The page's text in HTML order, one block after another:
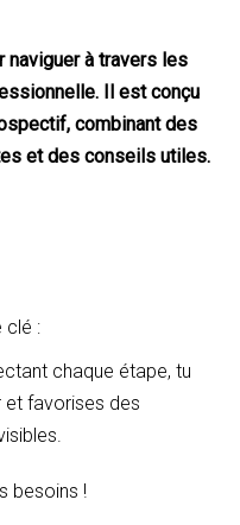
naviguer à travers les
Il est conçu
combinant des
et des conseils utiles.
clé :
chaque étape, tu
et favorises des
besoins !